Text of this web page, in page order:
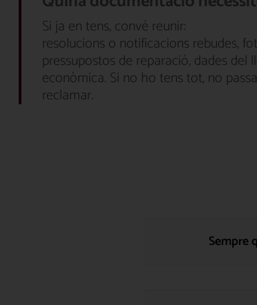
Si ja en tens, convé reunir:
resolucions o notificacions rebudes,
pressupostos de reparació, dades
econòmica. Si no ho tens tot, no
reclamar.
Sempre